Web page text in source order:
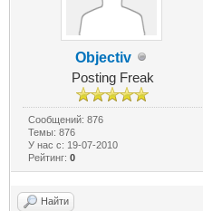
Objectiv
Posting Freak
Сообщений: 876
Темы: 876
У нас с: 19-07-2010
Рейтинг:0
Найти